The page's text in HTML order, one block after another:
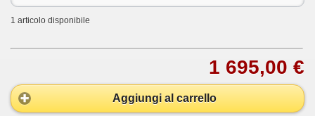
1 articolo disponibile
1 695,00 €
Aggiungi al carrello